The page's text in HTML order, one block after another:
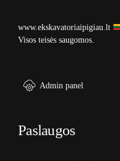
www.ekskavatoriaipigiau.lt
Visos teisės saugomos.
Admin panel
Paslaugos